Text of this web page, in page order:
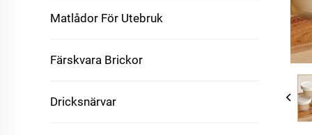
Matlådor För Utebruk
Färskvara Brickor
Dricksnärvar